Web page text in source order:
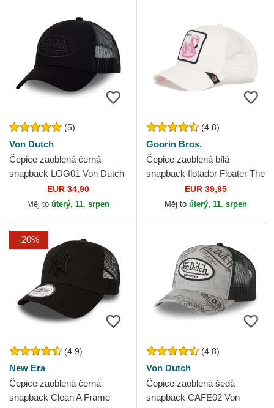
(5)
Von Dutch
Čepice zaoblená černá
snapback LOG01 Von Dutch
EUR 34,90
Měj to úterý, 11. srpen
(4.8)
Goorin Bros.
Čepice zaoblená bílá
snapback flotador Floater The
Farm Goorin Bros.
EUR 39,95
Měj to úterý, 11. srpen
-20%
(4.9)
New Era
Čepice zaoblená černá
snapback Clean A Frame
(4.8)
Von Dutch
Čepice zaoblená šedá
snapback CAFE02 Von